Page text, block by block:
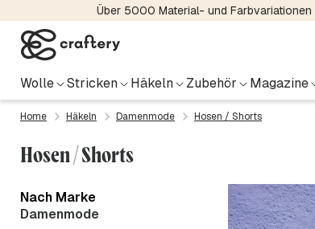
Über 5000 Material- und Farbvariationen
Wolle Stricken Häkeln Zubehör Magazine
Home Häkeln Damenmode Hosen / Shorts
Hosen / Shorts
Nach Marke
Damenmode